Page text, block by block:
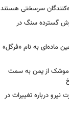
سرسختی هستند
گسترده سنگ در
ماده‌ای به نام «فرگل»
موشک از یمن به سمت
نیرو درباره تغییرات در